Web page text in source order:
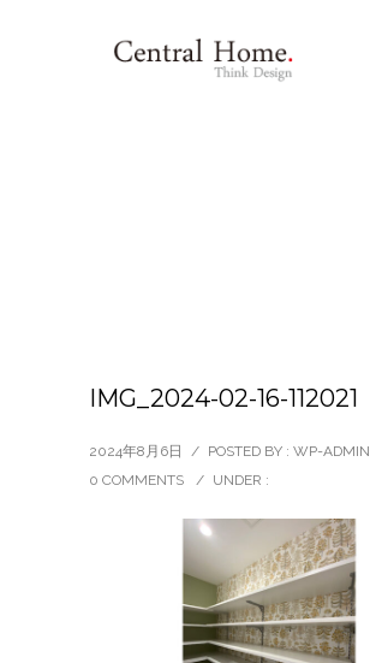
IMG_2024-02-16-112021
2024年8月6日 / POSTED BY : WP-ADMIN
0 COMMENTS
/ UNDER :